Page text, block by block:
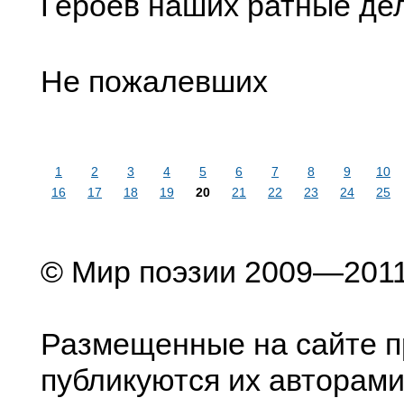
Не пожалевших
1 2 3 4 5 6 7 8 9
10
16
17 18 19 20 21 22 23 24 25
© Мир поэзии
Размещенные на сайте
публикуются их